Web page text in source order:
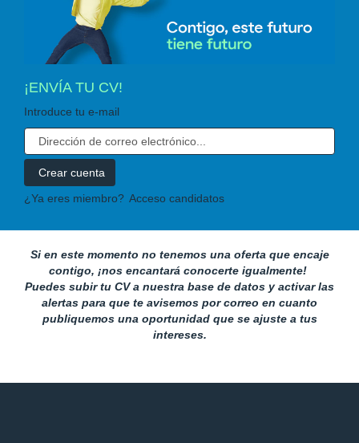
¡ENVÍA TU CV!
Introduce tu e-mail
¿Ya eres miembro? Acceso candidatos
Si en este momento no tenemos una oferta que encaje
contigo, ¡nos encantará conocerte igualmente!
Puedes subir tu CV a nuestra base de datos y activar las
alertas para que te avisemos por correo en cuanto
publiquemos una oportunidad que se ajuste a tus
intereses.